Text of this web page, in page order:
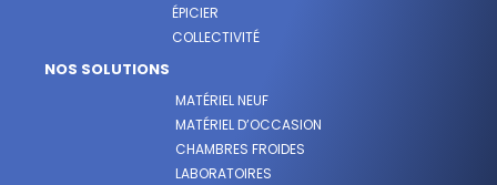
ÉPICIER
COLLECTIVITÉ
NOS SOLUTIONS
MATÉRIEL NEUF
MATÉRIEL D’OCCASION
CHAMBRES FROIDES
LABORATOIRES